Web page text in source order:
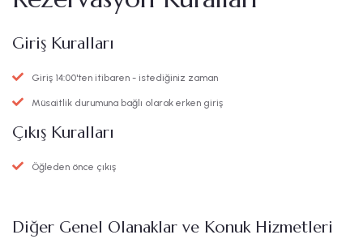
Giriş Kuralları
Giriş 14:00'ten itibaren - istediğiniz zaman
Müsaitlik durumuna bağlı olarak erken giriş
Çıkış Kuralları
Öğleden önce çıkış
Diğer Genel Olanaklar ve Konuk Hizmetleri